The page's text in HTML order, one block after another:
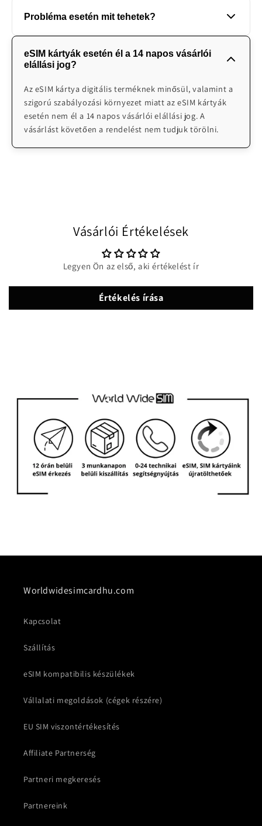
"újratöltés"
kompatibilis-keszulekek
készülékhez hozzáadni az általunk küldött QR kódot a
Probléma esetén mit tehetek?
ügyfélszolgálatot biztosít probléma esetén. Illetve
emailben H-V 08:00-24:00 elérhetőek vagyunk
eSIM kártyák esetén él a 14 napos vásárlói
elállási jog?
Az eSIM kártya digitális terméknek minősül, valamint a
szigorú szabályozási környezet miatt az eSIM kártyák
esetén nem él a 14 napos vásárlói elállási jog. A
vásárlást követően a rendelést nem tudjuk törölni.
Vásárlói Értékelések
Legyen Ön az első, aki értékelést ír
Értékelés írása
Worldwidesimcardhu.com
Kapcsolat
Szállítás
eSIM kompatibilis készülékek
Vállalati megoldások (cégek részére)
EU SIM viszontértékesítés
Affiliate Partnerség
Partneri megkeresés
Partnereink